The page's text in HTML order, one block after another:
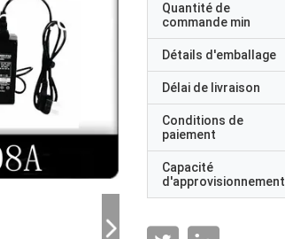
Quantité de
commande min
Détails d'emballage
Délai de livraison
Conditions de
paiement
Capacité
d'approvisionnement